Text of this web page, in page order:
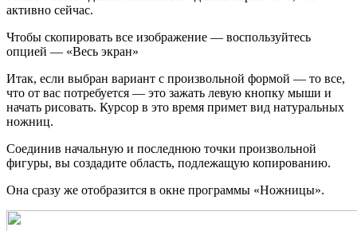
активно сейчас.
Чтобы скопировать все изображение — воспользуйтесь
опцией — «Весь экран»
Итак, если выбран вариант с произвольной формой — то все,
что от вас потребуется — это зажать левую кнопку мыши и
начать рисовать. Курсор в это время примет вид натуральных
ножниц.
Соединив начальную и последнюю точки произвольной
фигуры, вы создадите область, подлежащую копированию.
Она сразу же отобразится в окне программы «Ножницы».